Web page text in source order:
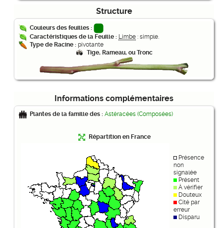
Structure
Couleurs des feuilles :
Caractéristiques de la Feuille : Limbe : simple.
Type de Racine : pivotante
Tige, Rameau, ou Tronc
Informations complémentaires
Plantes de la famille des : Astéracées (Composées)
Répartition en France
Présence
non
signalée
Présent
À vérifier
Douteux
Cité par
erreur
Disparu